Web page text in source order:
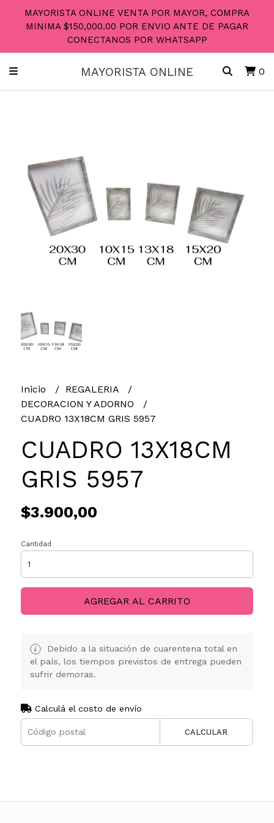
MAYORISTA ONLINE VENTA POR MAYOR, COMPRA
MINIMA $150,000.00 POR ENVIO ANTE DE PAGAR
CONECTANOS POR WHATSAPP
MAYORISTA ONLINE 0
Inicio
REGALERIA
DECORACION Y ADORNO
CUADRO 13X18CM GRIS 5957
CUADRO 13X18CM
GRIS 5957
$3.900,00
Cantidad
AGREGAR AL CARRITO
Debido a la situación de cuarentena total en
el país, los tiempos previstos de entrega pueden
sufrir demoras.
Calculá el costo de envío
CALCULAR